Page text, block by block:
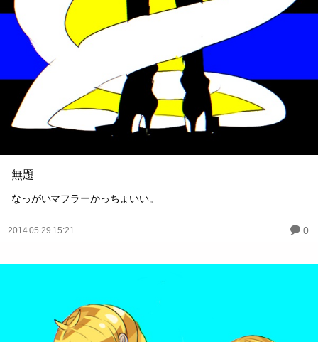
無題
なっがいマフラーかっちょいい。
2014.05.29 15:21 0